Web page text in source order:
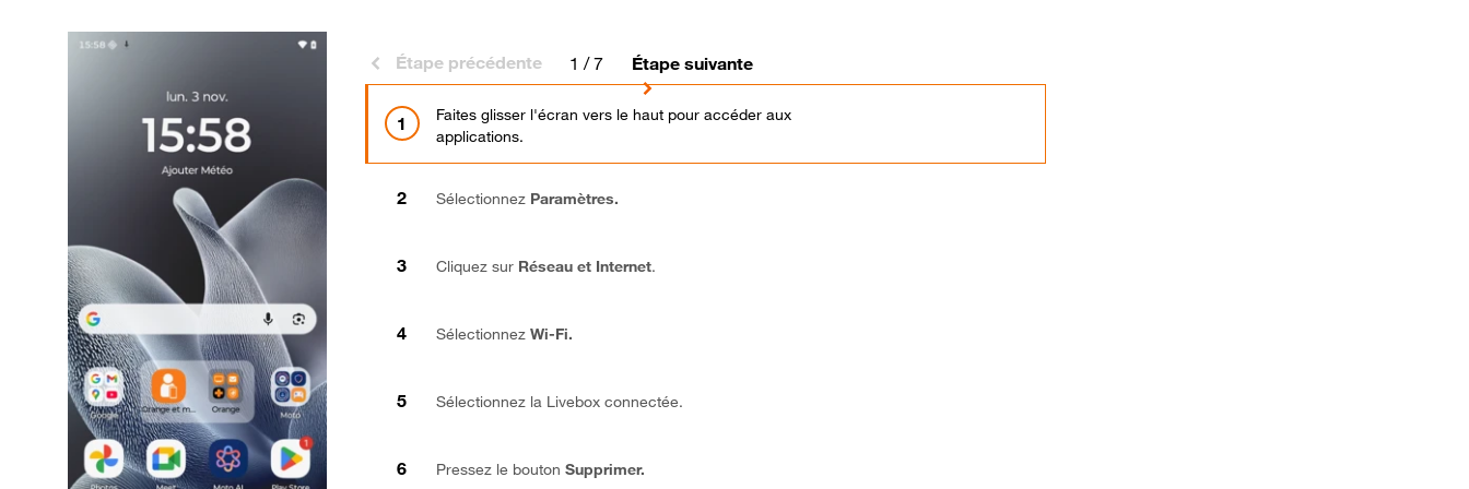
Étape précédente 1 / 7 Étape suivante
Faites glisser l'écran vers le haut pour accéder aux
applications.
Sélectionnez Paramètres.
Cliquez sur Réseau et Internet.
Sélectionnez Wi-Fi.
Sélectionnez la Livebox connectée.
Pressez le bouton Supprimer.